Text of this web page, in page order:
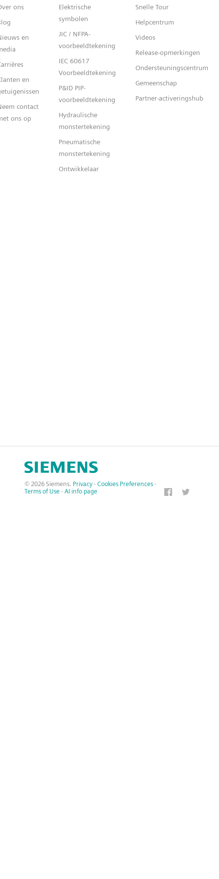
ons
en
en
contact
ons op
Elektrische
symbolen
JIC / NFPA-
voorbeeldtekening
IEC 60617
Voorbeeldtekening
P&ID PIP-
voorbeeldtekening
Hydraulische
monstertekening
Pneumatische
monstertekening
Ontwikkelaar
Snelle Tour
Helpcentrum
Videos
Release-opmerkingen
Ondersteuningscentrum
Gemeenschap
Partner-activeringshub
© 2026 Siemens. Privacy · Cookies Preferences ·
Terms of Use · AI info page